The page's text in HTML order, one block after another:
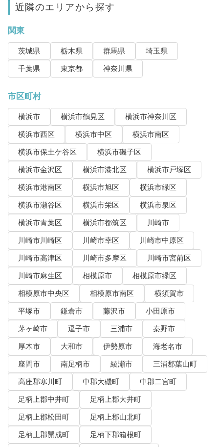
近隣のエリアから探す
関東
茨城県 栃木県 群馬県
埼玉県
千葉県
東京都 神奈川県
市区町村
横浜市 横浜市鶴見区
横浜市神奈川区
横浜市西区
横浜市中区
横浜市南区
横浜市保土ケ谷区
横浜市磯子区
横浜市金沢区
横浜市港北区
横浜市戸塚区
横浜市港南区
横浜市旭区
横浜市緑区
横浜市瀬谷区
横浜市栄区
横浜市泉区
横浜市青葉区
横浜市都筑区
川崎市
川崎市川崎区
川崎市幸区
川崎市中原区
川崎市高津区
川崎市多摩区
川崎市宮前区
川崎市麻生区
相模原市
相模原市緑区
相模原市中央区
相模原市南区
横須賀市
平塚市
鎌倉市 藤沢市
小田原市
茅ヶ崎市
逗子市 三浦市
秦野市
厚木市
大和市 伊勢原市
海老名市
座間市
南足柄市 綾瀬市
三浦郡葉山町
高座郡寒川町
中郡大磯町
中郡二宮町
足柄上郡中井町
足柄上郡大井町
足柄上郡松田町
足柄上郡山北町
足柄上郡開成町
足柄下郡箱根町